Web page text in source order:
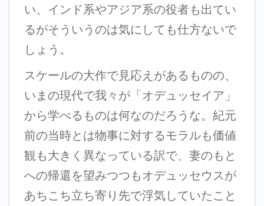
い、インド系やアジア系の役者も出てい
るがそういうのは気にしても仕方ないで
しょう。
スケールの大作で見応えがあるものの、
いまの現代で我々が「オデュッセイア」
から学べるものは何なのだろうな。紀元
前の当時とは物事に対するモラルも価値
観も大きく異なっている訳で、妻のもと
への帰還を望みつつもオデュッセウスが
あちこち立ち寄り先で浮気していたこと